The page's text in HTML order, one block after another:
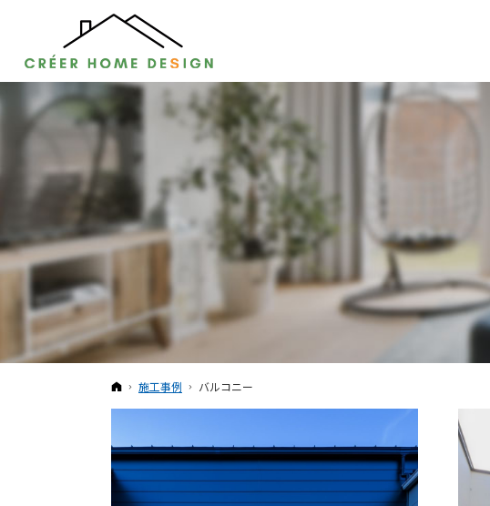
ホーム
施工事例 バルコニー